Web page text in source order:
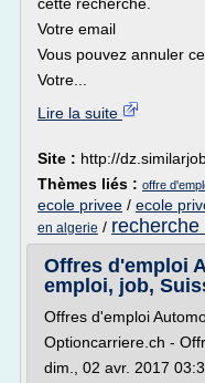
Votre email
Vous pouvez annuler
Votre...
Lire la suite
Site : http://
Thèmes liés : offre
ecole privee / ecole
en algerie / recherche
Offres d'emploi
emploi, job,
Offres d'emploi
Optioncarriere.ch -
dim., 02 avr. 2017